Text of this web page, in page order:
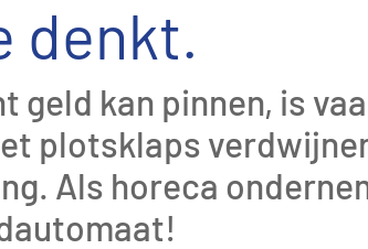
denkt.
kan pinnen, is
plotsklaps
Als horeca